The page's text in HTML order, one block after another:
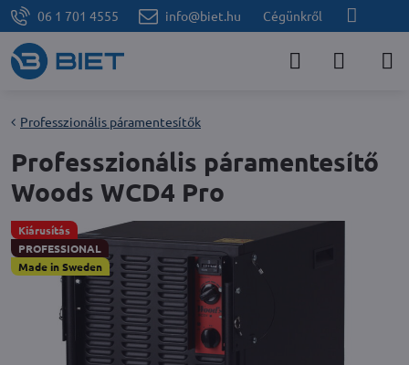
06 1 701 4555 info@biet.hu Cégünkről
Kiárusítás
PROFESSIONAL
Made in Sweden
Professzionális páramentesítők
Professzionális páramentesítő
Woods WCD4 Pro